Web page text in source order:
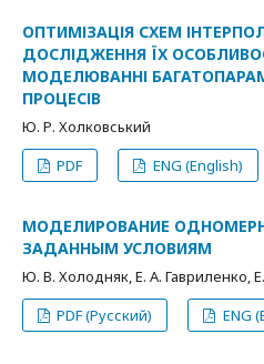
ОПТИМІЗАЦІЯ СХЕМ
ДОСЛІДЖЕННЯ ЇХ
МОДЕЛЮВАННІ
ПРОЦЕСІВ
Ю. Р. Холковський
PDF
ENG (English)
МОДЕЛИРОВАНИЕ
ЗАДАННЫМ УСЛОВИЯМ
Ю. В. Холодняк, Е. А. Гавриленко,
PDF (Русский)
ENG